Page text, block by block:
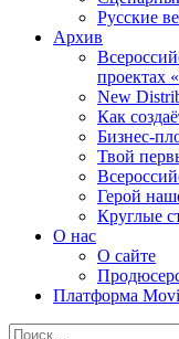
Русские
Архив
проектах
New
Как
Бизнес-
Твой
Герой
Круглые
О нас
О сайте
Платформа